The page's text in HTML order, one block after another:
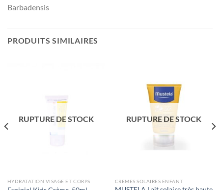
Barbadensis
PRODUITS SIMILAIRES
RUPTURE DE STOCK
HYDRATATION VISAGE ET CORPS
RUPTURE DE STOCK
CRÈMES SOLAIRES ENFANT